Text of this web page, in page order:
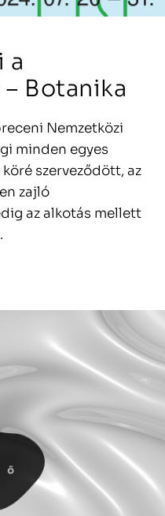
a
Botanika
Nemzetközi
minden egyes
szerveződött, az
zajló
az alkotás mellett